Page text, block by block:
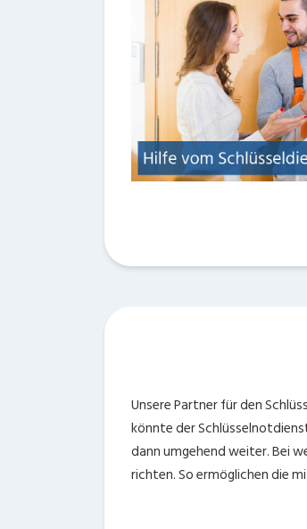
Unsere Partner für den
könnte der
dann umgehend weiter. Bei
richten. So ermöglichen die